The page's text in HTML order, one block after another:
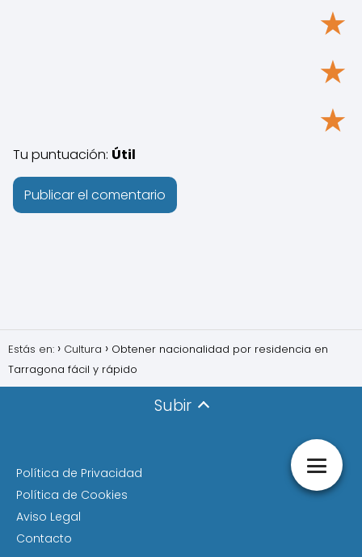
★
★
★
Tu puntuación: Útil
Estás en: Cultura
Obtener nacionalidad por residencia en
Tarragona fácil y rápido
Subir
Política de Privacidad
Política de Cookies
Aviso Legal
Contacto